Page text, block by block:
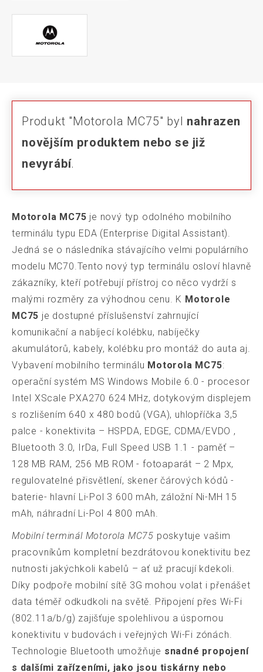
Produkt "Motorola MC75" byl nahrazen
novějším produktem nebo se již
nevyrábí.
Motorola MC75 je nový typ odolného mobilního
terminálu typu EDA (Enterprise Digital Assistant).
Jedná se o následníka stávajícího velmi populárního
modelu MC70.Tento nový typ terminálu osloví hlavně
zákazníky, kteří potřebují přístroj co něco vydrží s
malými rozměry za výhodnou cenu. K Motorole
MC75 je dostupné příslušenství zahrnující
komunikační a nabíjecí kolébku, nabíječky
akumulátorů, kabely, kolébku pro montáž do auta aj.
Vybavení mobilního terminálu Motorola MC75:
operační systém MS Windows Mobile 6.0 - procesor
Intel XScale PXA270 624 MHz, dotykovým displejem
s rozlišením 640 x 480 bodů (VGA), uhlopříčka 3,5
palce - konektivita – HSPDA, EDGE, CDMA/EVDO ,
Bluetooth 3.0, IrDa, Full Speed USB 1.1 - paměť –
128 MB RAM, 256 MB ROM - fotoaparát – 2 Mpx,
regulovatelné přisvětlení, skener čárových kódů -
baterie- hlavní Li-Pol 3 600 mAh, záložní Ni-MH 15
mAh, náhradní Li-Pol 4 800 mAh.
Mobilní terminál Motorola MC75 poskytuje vašim
pracovníkům kompletní bezdrátovou konektivitu bez
nutnosti jakýchkoli kabelů – ať už pracují kdekoli.
Díky podpoře mobilní sítě 3G mohou volat i přenášet
data téměř odkudkoli na světě. Připojení přes Wi-Fi
(802.11a/b/g) zajišťuje spolehlivou a úspornou
konektivitu v budovách i veřejných Wi-Fi zónách.
Technologie Bluetooth umožňuje snadné propojení
s dalšími zařízeními, jako jsou tiskárny nebo